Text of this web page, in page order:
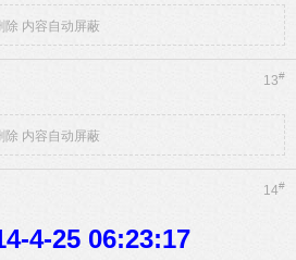
除 内容自动屏蔽
13#
除 内容自动屏蔽
14#
4-25 06:23:17